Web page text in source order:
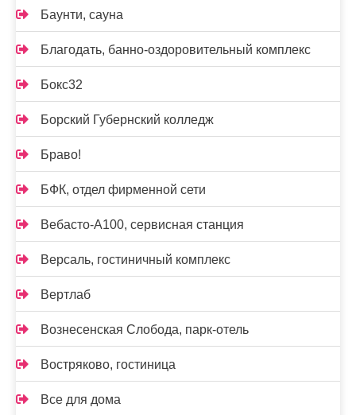
Баунти, сауна
Благодать, банно-оздоровительный комплекс
Бокс32
Борский Губернский колледж
Браво!
БФК, отдел фирменной сети
Вебасто-А100, сервисная станция
Версаль, гостиничный комплекс
Вертлаб
Вознесенская Слобода, парк-отель
Востряково, гостиница
Все для дома